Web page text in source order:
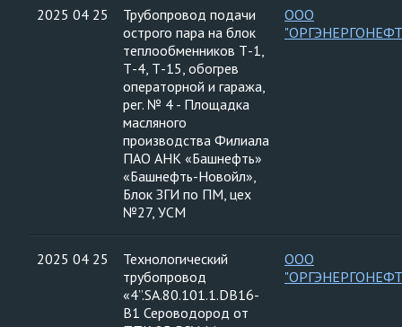
2025 04 25
Трубопровод подачи
острого пара на блок
теплообменников Т-1,
Т-4, Т-15, обогрев
операторной и гаража,
рег. № 4 - Площадка
масляного
производства Филиала
ПАО АНК «Башнефть»
«Башнефть-Новойл»,
Блок ЗГИ по ПМ, цех
№27, УСМ
ООО
2025 04 25
Технологический
трубопровод
«4”.SА.80.101.1.DВ16-
В1 Сероводород от
ООО